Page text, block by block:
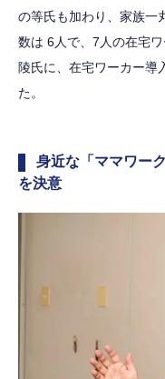
の等氏も加わり、家族一
数は 6人で、7人の在宅
陵氏に、在宅ワーカー導
た。
身近な「ママワー
を決意